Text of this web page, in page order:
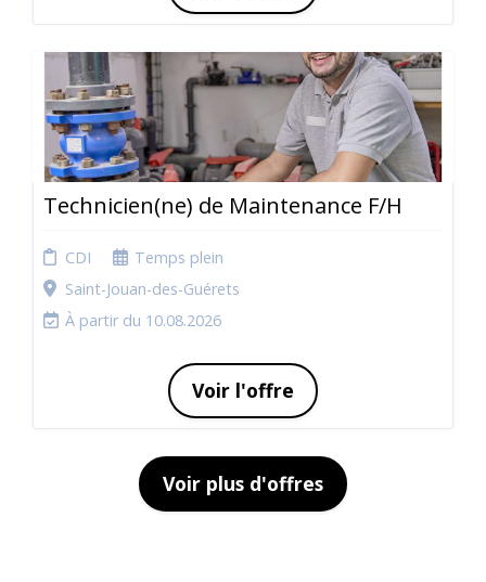
Technicien(ne) de Maintenance F/H
CDI
Temps plein
Saint-Jouan-des-Guérets
À partir du 10.08.2026
Voir l'offre
Voir plus d'offres